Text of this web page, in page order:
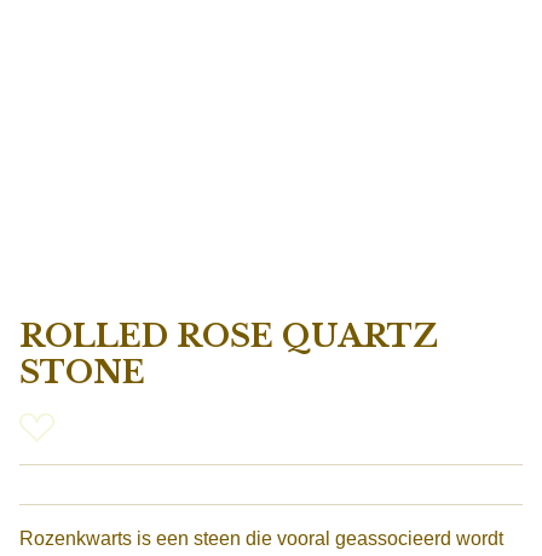
ROLLED ROSE QUARTZ
STONE
Rozenkwarts is een steen die vooral geassocieerd wordt